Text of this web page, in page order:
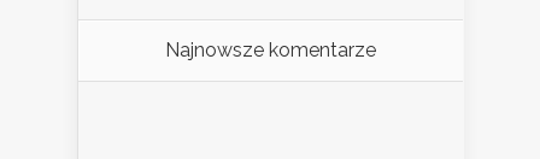
Najnowsze komentarze